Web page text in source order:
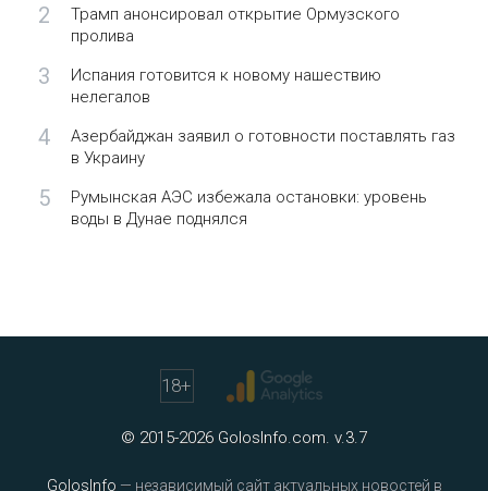
2
Трамп анонсировал открытие Ормузского
пролива
3
Испания готовится к новому нашествию
нелегалов
4
Азербайджан заявил о готовности поставлять газ
в Украину
5
Румынская АЭС избежала остановки: уровень
воды в Дунае поднялся
18+
© 2015-2026 GolosInfo.com. v.3.7
GolosInfo — независимый сайт актуальных новостей в